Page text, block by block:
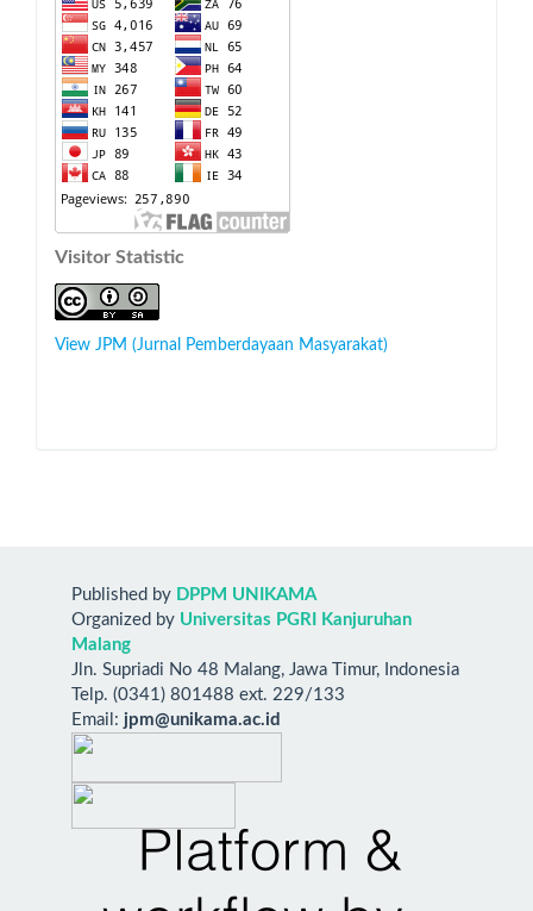
Visitor Statistic
View JPM (Jurnal Pemberdayaan Masyarakat)
Published by DPPM UNIKAMA
Organized by Universitas PGRI Kanjuruhan
Malang
Jln. Supriadi No 48 Malang, Jawa Timur, Indonesia
Telp. (0341) 801488 ext. 229/133
Email: jpm@unikama.ac.id